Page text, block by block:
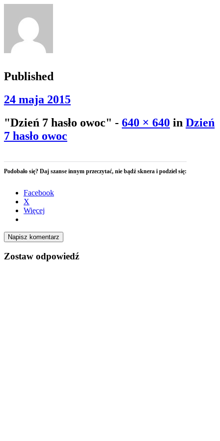
Published
24 maja 2015
"Dzień 7 hasło owoc" - 640 × 640 in Dzień
7 hasło owoc
Podobało się? Daj szanse innym przeczytać, nie bądź sknera i podziel się:
Facebook
X
Więcej
Napisz komentarz
Zostaw odpowiedź